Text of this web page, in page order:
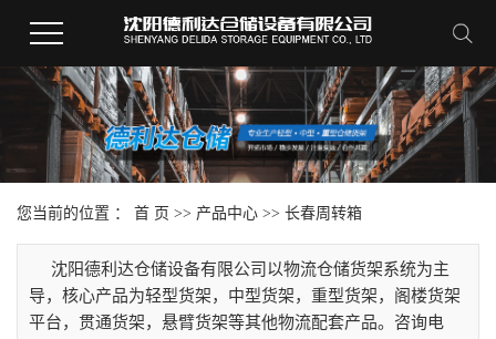
您当前的位置 ： 首 页 >> 产品中心 >> 长春周转箱
沈阳德利达仓储设备有限公司以物流仓储货架系统为主
导，核心产品为轻型货架，中型货架，重型货架，阁楼货架
平台，贯通货架，悬臂货架等其他物流配套产品。咨询电